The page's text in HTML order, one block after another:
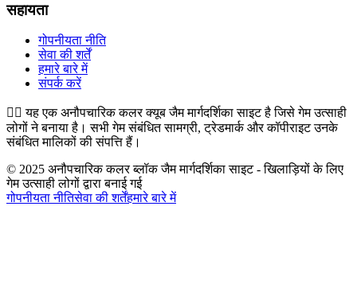
सहायता
गोपनीयता नीति
सेवा की शर्तें
हमारे बारे में
संपर्क करें
👉🏻यह एक अनौपचारिक कलर क्यूब जैम मार्गदर्शिका साइट है जिसे गेम उत्साही
लोगों ने बनाया है। सभी गेम संबंधित सामग्री, ट्रेडमार्क और कॉपीराइट उनके
संबंधित मालिकों की संपत्ति हैं।
© 2025 अनौपचारिक कलर ब्लॉक जैम मार्गदर्शिका साइट - खिलाड़ियों के लिए
गेम उत्साही लोगों द्वारा बनाई गई
गोपनीयता नीतिसेवा की शर्तेंहमारे बारे में